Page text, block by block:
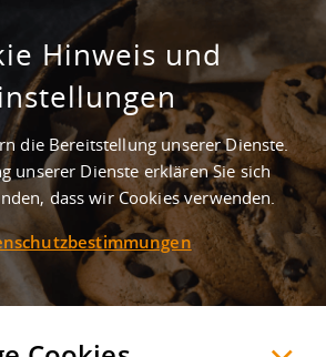
in
Lage
Halle, Deutschland
MERKEN VERGLEICHEN EXPORT PDF
Hinweis und
die Bereitstellung unserer Dienste.
unserer Dienste erklären Sie sich
dass wir Cookies verwenden.